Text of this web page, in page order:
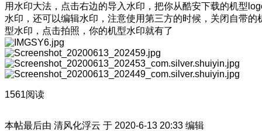
用水印大法，点击右边的导入水印，把你从酷安下载的机型
水印，还可以编辑水印，注意使用第三方的时候，关闭自带的
型水印，点击拍照，你的机型水印就有了
1561阅读
本帖最后由 清风化浮云 于 2020-6-13 20:33 编辑